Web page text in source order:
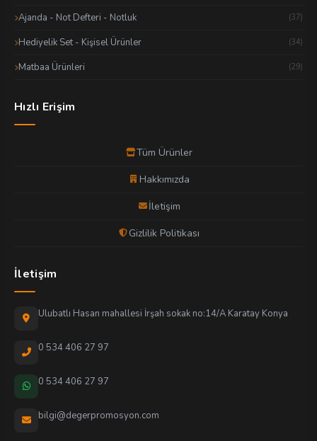
Ajanda - Not Defteri - Notluk (37)
Hediyelik Set - Kişisel Ürünler (34)
Matbaa Ürünleri (29)
Hızlı Erişim
Tüm Ürünler
Hakkımızda
İletişim
Gizlilik Politikası
İletişim
Ulubatlı Hasan mahallesi İrşah sokak no:14/A Karatay Konya
0 534 406 27 97
0 534 406 27 97
bilgi@degerpromosyon.com